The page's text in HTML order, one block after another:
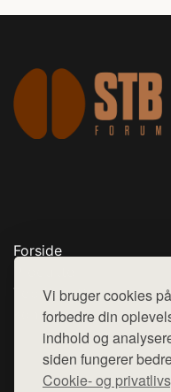
Vi bruger cookies
forbedre din
indhold og
siden fungerer
Cookie- og
Forside
Top Rabatter
Kontakt